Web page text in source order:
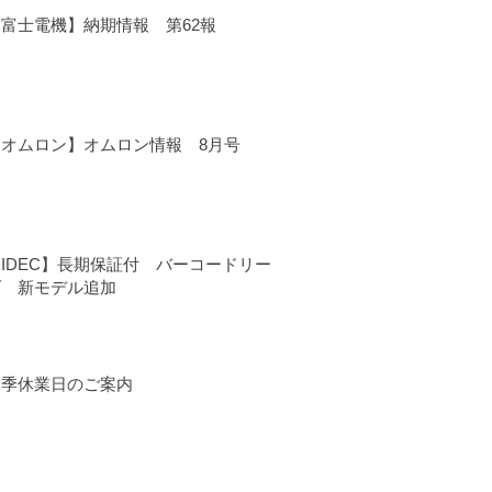
士電機】納期情報 第62報
ムロン】オムロン情報 8月号
】長期保証付 バーコードリー
新モデル追加
休業日のご案内